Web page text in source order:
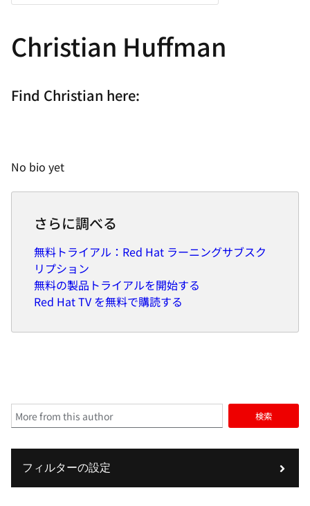
Christian Huffman
Find Christian here:
No bio yet
さらに調べる
無料トライアル：Red Hat ラーニングサブスク
リプション
無料の製品トライアルを開始する
Red Hat TV を無料で購読する
検索
フィルターの設定